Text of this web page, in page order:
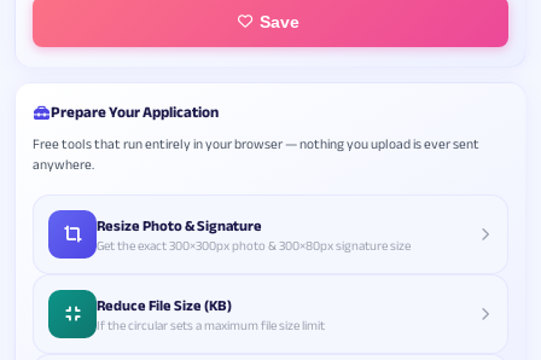
Save
Prepare Your Application
Free tools that run entirely in your browser — nothing you upload is ever sent
anywhere.
Resize Photo & Signature
Get the exact 300×300px photo & 300×80px signature size
Reduce File Size (KB)
If the circular sets a maximum file size limit